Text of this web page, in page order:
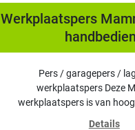
Werkplaatspers
Pers / garagepers /
werkplaatspers Deze
werkplaatspers is van
Details